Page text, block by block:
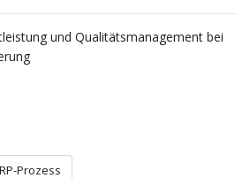
und Qualitätsmanagement bei
Prozess